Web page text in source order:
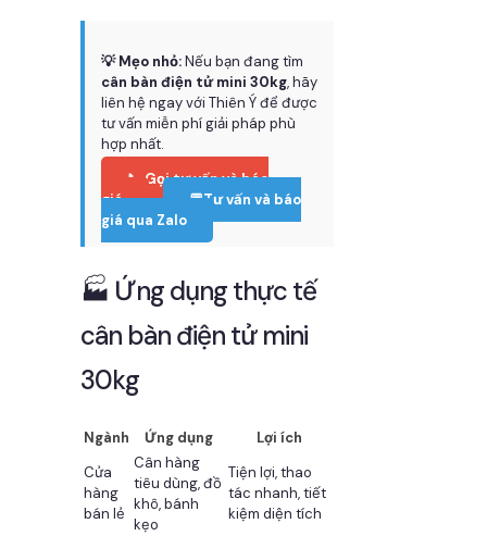
💡 Mẹo nhỏ:Nếu bạn đang tìm
cân bàn điện tử mini 30kg, hãy
liên hệ ngay với Thiên Ý để được
tư vấn miễn phí giải pháp phù
hợp nhất.
📞 Gọi tư vấn và báo
giá
💬Tư vấn và báo
giá qua Zalo
🏭 Ứng dụng thực tế
cân bàn điện tử mini
30kg
Ngành Ứng dụng
Lợi ích
Cửa
hàng
bán lẻ
Cân hàng
tiêu dùng, đồ
khô, bánh
kẹo
Tiện lợi, thao
tác nhanh, tiết
kiệm diện tích